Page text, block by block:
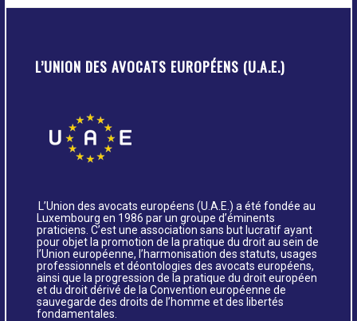
L’UNION DES AVOCATS EUROPÉENS (U.A.E.)
L’Union des avocats européens (U.A.E.) a été fondée au
Luxembourg en 1986 par un groupe d’éminents
praticiens. C’est une association sans but lucratif ayant
pour objet la promotion de la pratique du droit au sein de
l’Union européenne, l’harmonisation des statuts, usages
professionnels et déontologies des avocats européens,
ainsi que la progression de la pratique du droit européen
et du droit dérivé de la Convention européenne de
sauvegarde des droits de l’homme et des libertés
fondamentales.